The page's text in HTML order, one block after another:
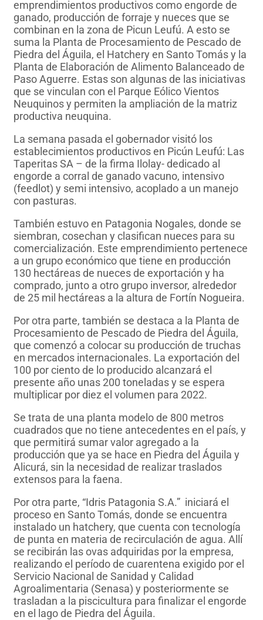
emprendimientos productivos como engorde de
ganado, producción de forraje y nueces que se
combinan en la zona de Picun Leufú. A esto se
suma la Planta de Procesamiento de Pescado de
Piedra del Águila, el Hatchery en Santo Tomás y la
Planta de Elaboración de Alimento Balanceado de
Paso Aguerre. Estas son algunas de las iniciativas
que se vinculan con el Parque Eólico Vientos
Neuquinos y permiten la ampliación de la matriz
productiva neuquina.
La semana pasada el gobernador visitó los
establecimientos productivos en Picún Leufú: Las
Taperitas SA – de la firma Ilolay- dedicado al
engorde a corral de ganado vacuno, intensivo
(feedlot) y semi intensivo, acoplado a un manejo
con pasturas.
También estuvo en Patagonia Nogales, donde se
siembran, cosechan y clasifican nueces para su
comercialización. Este emprendimiento pertenece
a un grupo económico que tiene en producción
130 hectáreas de nueces de exportación y ha
comprado, junto a otro grupo inversor, alrededor
de 25 mil hectáreas a la altura de Fortín Nogueira.
Por otra parte, también se destaca a la Planta de
Procesamiento de Pescado de Piedra del Águila,
que comenzó a colocar su producción de truchas
en mercados internacionales. La exportación del
100 por ciento de lo producido alcanzará el
presente año unas 200 toneladas y se espera
multiplicar por diez el volumen para 2022.
Se trata de una planta modelo de 800 metros
cuadrados que no tiene antecedentes en el país, y
que permitirá sumar valor agregado a la
producción que ya se hace en Piedra del Águila y
Alicurá, sin la necesidad de realizar traslados
extensos para la faena.
Por otra parte, “Idris Patagonia S.A.” iniciará el
proceso en Santo Tomás, donde se encuentra
instalado un hatchery, que cuenta con tecnología
de punta en materia de recirculación de agua. Allí
se recibirán las ovas adquiridas por la empresa,
realizando el período de cuarentena exigido por el
Servicio Nacional de Sanidad y Calidad
Agroalimentaria (Senasa) y posteriormente se
trasladan a la piscicultura para finalizar el engorde
en el lago de Piedra del Águila.